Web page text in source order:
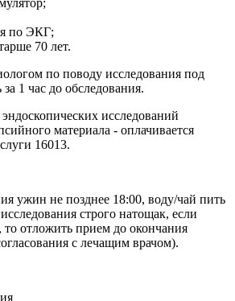
по ЭКГ;
70 лет.
по поводу исследования под
1 час до обследования.
исследований
материала - оплачивается
16013.
ужин не позднее 18:00, воду/чай пить
строго натощак, если
то отложить прием до окончания
с лечащим врачом).